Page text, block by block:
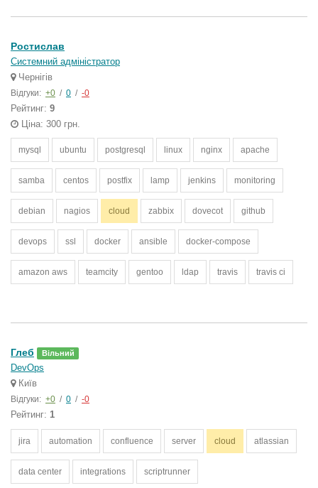
Ростислав
Системний адміністратор
Чернігів
Відгуки: +0 / 0 / -0
Рейтинг: 9
Ціна: 300 грн.
mysql ubuntu postgresql linux nginx apache
samba centos postfix lamp jenkins monitoring
debian nagios cloud zabbix dovecot github
devops ssl docker ansible docker-compose
amazon aws teamcity gentoo ldap travis travis ci
Глеб Вільний
DevOps
Київ
Відгуки: +0 / 0 / -0
Рейтинг: 1
jira automation confluence server cloud atlassian
data center integrations scriptrunner